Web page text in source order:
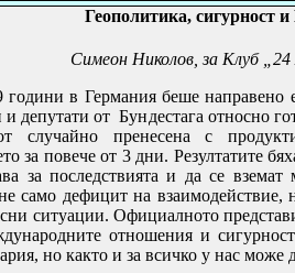
Геополитика, сигурност
Симеон Николов, за Клуб „24
в Германия беше направено
депутати от Бундестага относно
случайно пренесена с
за повече от 3 дни. Резултатите
за последствията и да се
само дефицит на взаимодействие,
ситуации. Официалното
отношения и
но както и за всичко у нас може